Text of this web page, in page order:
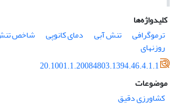
کلیدواژه‌ها
ترموگرافی
تنش آبی دمای کانوپی شاخص
روزنه‏ای
20.1001.1.20084803.1394.46.4.1.1
موضوعات
کشاورزی دقیق